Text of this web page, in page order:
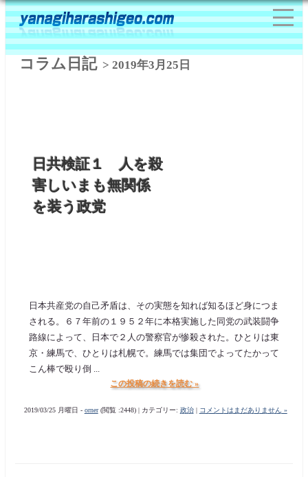
コラム日記> 2019年3月25日
日共検証１ 人を殺
害しいまも無関係
を装う政党
日本共産党の自己矛盾は、その実態を知れば知るほど身につま
される。６７年前の１９５２年に本格実施した同党の武装闘争
路線によって、日本で２人の警察官が惨殺された。ひとりは東
京・練馬で、ひとりは札幌で。練馬では集団でよってたかって
こん棒で殴り倒 ...
この投稿の続きを読む »
2019/03/25 月曜日 - orner(閲覧 :2448) | カテゴリー: 政治| コメントはまだありません »